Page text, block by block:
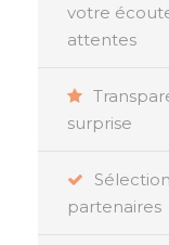
votre
attentes
surprise
partenaires